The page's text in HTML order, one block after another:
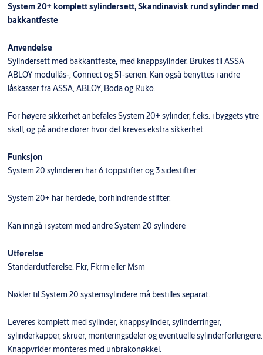
System 20+ komplett sylindersett, Skandinavisk rund sylinder med
bakkantfeste
Anvendelse
Sylindersett med bakkantfeste, med knappsylinder. Brukes til ASSA
ABLOY modullås-, Connect og 51-serien. Kan også benyttes i andre
låskasser fra ASSA, ABLOY, Boda og Ruko.
For høyere sikkerhet anbefales System 20+ sylinder, f.eks. i byggets ytre
skall, og på andre dører hvor det kreves ekstra sikkerhet.
Funksjon
System 20 sylinderen har 6 toppstifter og 3 sidestifter.
System 20+ har herdede, borhindrende stifter.
Kan inngå i system med andre System 20 sylindere
Utførelse
Standardutførelse: Fkr, Fkrm eller Msm
Nøkler til System 20 systemsylindere må bestilles separat.
Leveres komplett med sylinder, knappsylinder, sylinderringer,
sylinderkapper, skruer, monteringsdeler og eventuelle sylinderforlengere.
Knappvrider monteres med unbrakonøkkel.